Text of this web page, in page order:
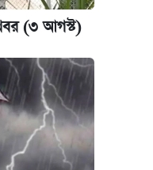
(৩ আগস্ট)